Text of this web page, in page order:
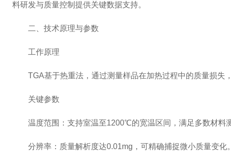
料研发与质量控制提供关键数据支持。
二、技术原理与参数
工作原理
TGA基于热重法，通过测量样品在加热过程中的质量损失，
关键参数
温度范围：支持室温至1200℃的宽温区间，满足多数材料测
分辨率：质量解析度达0.01mg，可精确捕捉微小质量变化。